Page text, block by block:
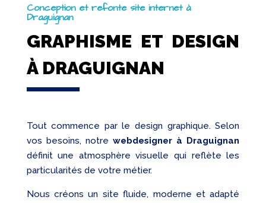
Conception et refonte site internet à
Draguignan
GRAPHISME ET DESIGN
À DRAGUIGNAN
Tout commence par le design graphique. Selon
vos besoins, notrewebdesigner à Draguignan
définit une atmosphère visuelle qui reflète les
particularités de votre métier.
Nous créons un site fluide, moderne et adapté